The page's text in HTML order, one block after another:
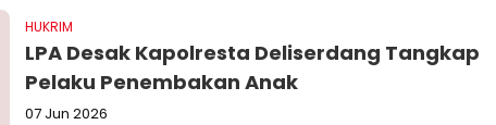
HUKRIM
LPA Desak Kapolresta Deliserdang Tangkap
Pelaku Penembakan Anak
07 Jun 2026